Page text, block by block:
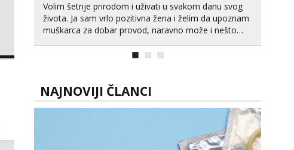
Volim šetnje prirodom i uživati u svakom danu svog
života. Ja sam vrlo pozitivna žena i želim da upoznam
muškarca za dobar provod, naravno može i nešto
NAJNOVIJI ČLANCI